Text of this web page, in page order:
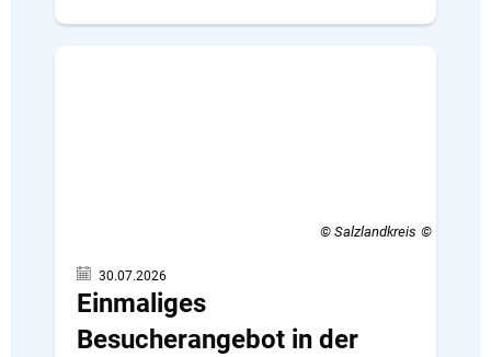
© Salzlandkreis
30.07.2026
Einmaliges
Besucherangebot in der